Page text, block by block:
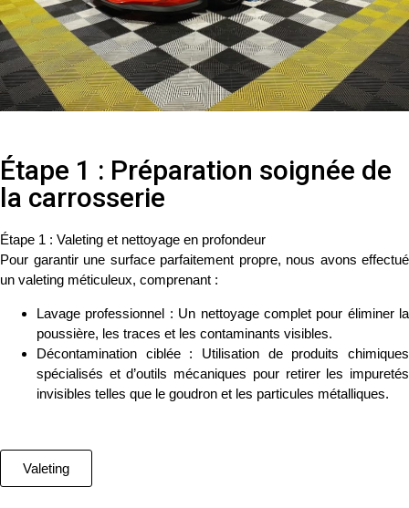
Étape 1 : Préparation soignée de
la carrosserie
Étape 1 : Valeting et nettoyage en profondeur
Pour garantir une surface parfaitement propre, nous avons effectué
un valeting méticuleux, comprenant :
Lavage professionnel : Un nettoyage complet pour éliminer la
poussière, les traces et les contaminants visibles.
Décontamination ciblée: Utilisation de produits chimiques
spécialisés et d’outils mécaniques pour retirer les impuretés
invisibles telles que le goudron et les particules métalliques.
Valeting